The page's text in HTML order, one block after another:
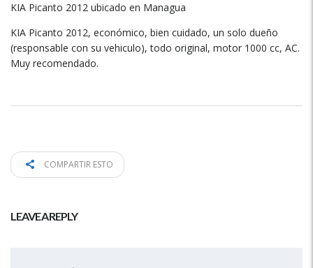
KIA Picanto 2012 ubicado en Managua
KIA Picanto 2012, económico, bien cuidado, un solo dueño
(responsable con su vehiculo), todo original, motor 1000 cc, AC.
Muy recomendado.
COMPARTIR ESTO
LEAVE A REPLY